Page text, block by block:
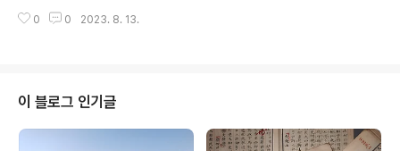
읽다말다 하다 지금은 서재 어디로 밀려났는지도 모르겠
각살우라는 키워드로 짚어봤다. 발굴 부분은 한백문화재연
0 0 2023. 8. 13.
이 블로그 인기글